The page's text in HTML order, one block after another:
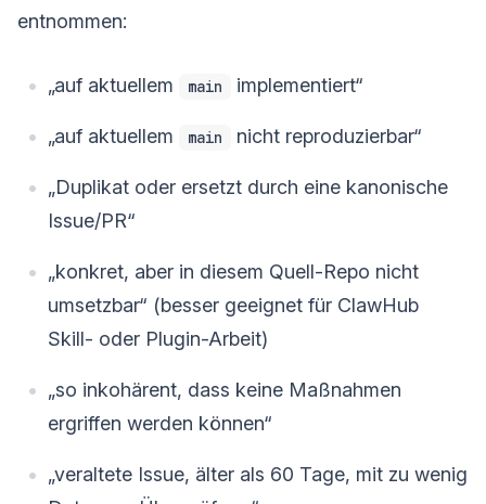
entnommen:
„auf aktuellem main implementiert“
„auf aktuellem main nicht reproduzierbar“
„Duplikat oder ersetzt durch eine kanonische
Issue/PR“
„konkret, aber in diesem Quell-Repo nicht
umsetzbar“ (besser geeignet für ClawHub
Skill- oder Plugin-Arbeit)
„so inkohärent, dass keine Maßnahmen
ergriffen werden können“
„veraltete Issue, älter als 60 Tage, mit zu wenig